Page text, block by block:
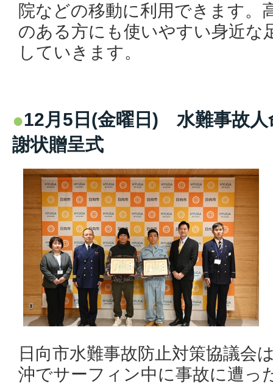
院などの移動に利用できます。
のある方にも使いやすい身近な
していきます。
12月5日(金曜日) 水難事故人
謝状贈呈式
日向市水難事故防止対策協議会
沖でサーフィン中に事故に遭っ